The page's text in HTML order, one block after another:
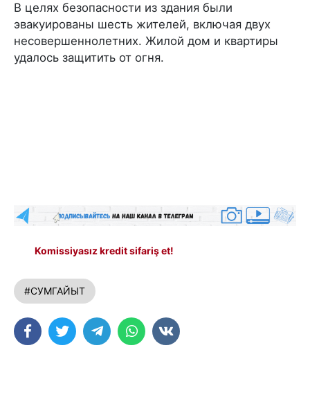
В целях безопасности из здания были
эвакуированы шесть жителей, включая двух
несовершеннолетних. Жилой дом и квартиры
удалось защитить от огня.
Komissiyasız kredit sifariş et!
#СУМГАЙЫТ